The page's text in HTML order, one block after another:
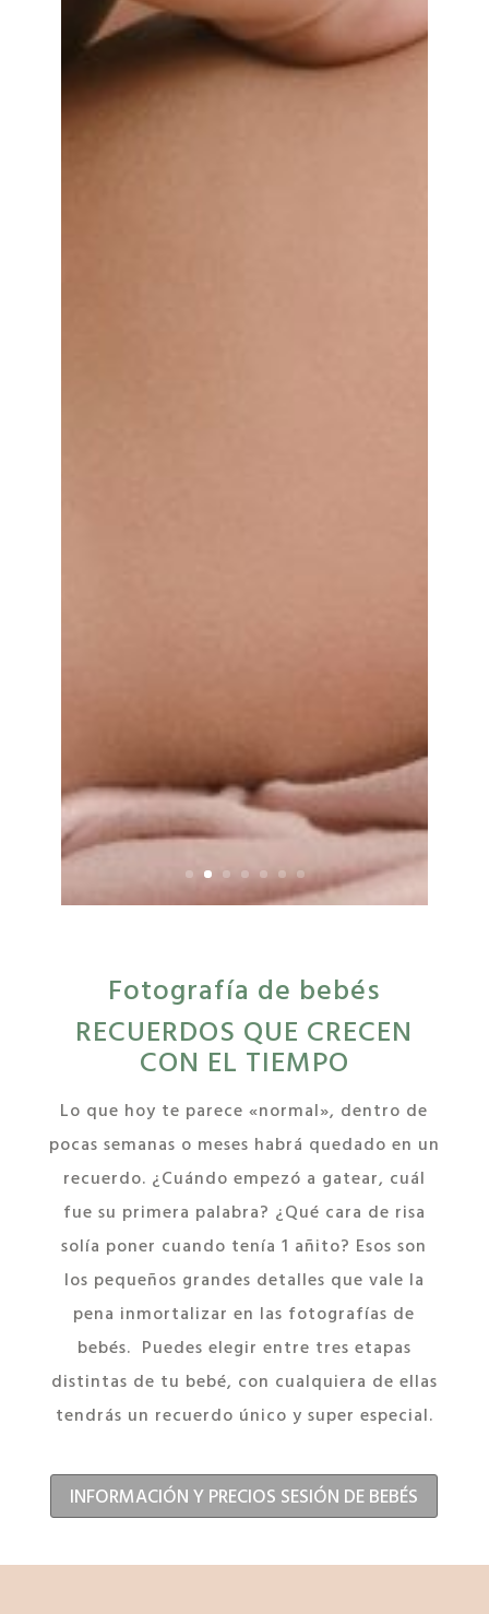
Fotografía de bebés
RECUERDOS QUE CRECEN
CON EL TIEMPO
Lo que hoy te parece «normal», dentro de
pocas semanas o meses habrá quedado en un
recuerdo. ¿Cuándo empezó a gatear, cuál
fue su primera palabra? ¿Qué cara de risa
solía poner cuando tenía 1 añito? Esos son
los pequeños grandes detalles que vale la
pena inmortalizar en las fotografías de
bebés. Puedes elegir entre tres etapas
distintas de tu bebé, con cualquiera de ellas
tendrás un recuerdo único y super especial.
INFORMACIÓN Y PRECIOS SESIÓN DE BEBÉS